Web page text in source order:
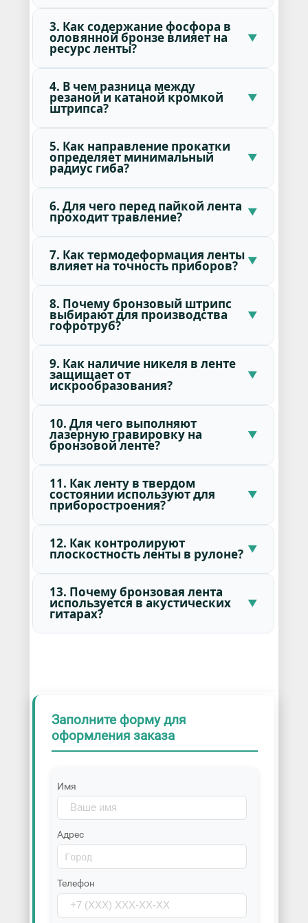
3. Как содержание фосфора в
оловянной бронзе влияет на
ресурс ленты?
4. В чем разница между
резаной и катаной кромкой
штрипса?
5. Как направление прокатки
определяет минимальный
радиус гиба?
6. Для чего перед пайкой лента
проходит травление?
7. Как термодеформация ленты
влияет на точность приборов?
8. Почему бронзовый штрипс
выбирают для производства
гофротруб?
9. Как наличие никеля в ленте
защищает от
искрообразования?
10. Для чего выполняют
лазерную гравировку на
бронзовой ленте?
11. Как ленту в твердом
состоянии используют для
приборостроения?
12. Как контролируют
плоскостность ленты в рулоне?
13. Почему бронзовая лента
используется в акустических
гитарах?
Заполните форму для
оформления заказа
Имя
Адрес
Телефон